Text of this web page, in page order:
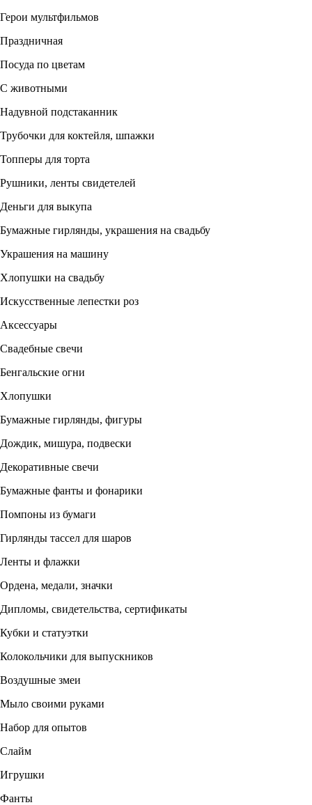
Герои мультфильмов
Праздничная
Посуда по цветам
С животными
Надувной подстаканник
Трубочки для коктейля, шпажки
Топперы для торта
Рушники, ленты свидетелей
Деньги для выкупа
Бумажные гирлянды, украшения на свадьбу
Украшения на машину
Хлопушки на свадьбу
Искусственные лепестки роз
Аксессуары
Свадебные свечи
Бенгальские огни
Хлопушки
Бумажные гирлянды, фигуры
Дождик, мишура, подвески
Декоративные свечи
Бумажные фанты и фонарики
Помпоны из бумаги
Гирлянды тассел для шаров
Ленты и флажки
Ордена, медали, значки
Дипломы, свидетельства, сертификаты
Кубки и статуэтки
Колокольчики для выпускников
Воздушные змеи
Мыло своими руками
Набор для опытов
Слайм
Игрушки
Фанты